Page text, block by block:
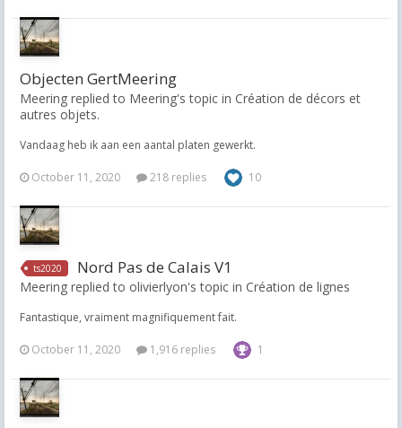
Objecten GertMeering
Meering replied to Meering's topic in Création de décors et
autres objets.
Vandaag heb ik aan een aantal platen gewerkt.
October 11, 2020 218 replies 10
ts2020 Nord Pas de Calais V1
Meering replied to olivierlyon's topic in Création de lignes
Fantastique, vraiment magnifiquement fait.
October 11, 2020 1,916 replies 1